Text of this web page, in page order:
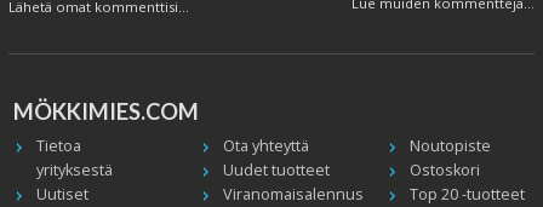
Lähetä omat kommenttisi...
MÖKKIMIES.COM
Tietoa
yrityksestä
Ota yhteyttä
Noutopiste
Uudet tuotteet
Ostoskori
Uutiset
Viranomaisalennus Top 20 -tuotteet